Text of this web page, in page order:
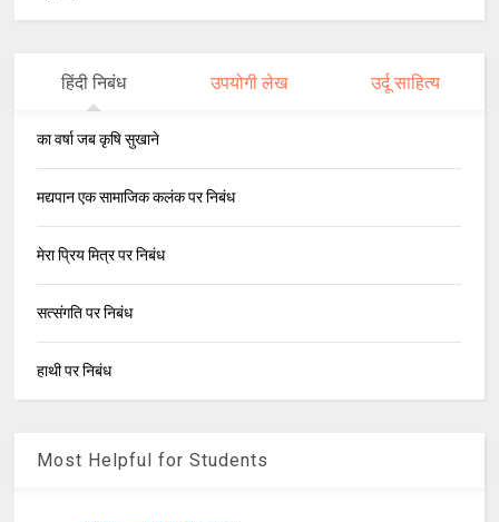
हिंदी निबंध उपयोगी लेख उर्दू साहित्य
का वर्षा जब कृषि सुखाने
मद्यपान एक सामाजिक कलंक पर निबंध
मेरा प्रिय मित्र पर निबंध
सत्संगति पर निबंध
हाथी पर निबंध
Most Helpful for Students